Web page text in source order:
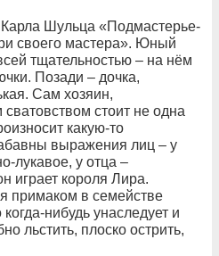
Шульца «Подмастерье-
своего мастера». Юный
тщательностью – на нём
Позади – дочка,
Сам хозяин,
стоит не одна
какую-то
выражения лиц – у
лукавое, у отца –
играет короля Лира.
примаком в семействе
нибудь унаследует и
льстить, плоско острить,